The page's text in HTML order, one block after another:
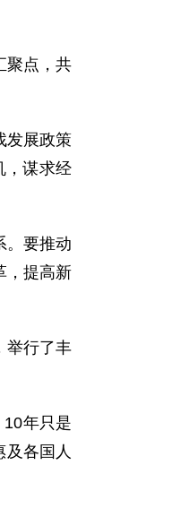
聚点，共
发展政策
，谋求经
。要推动
，提高新
举行了丰
年只是
及各国人